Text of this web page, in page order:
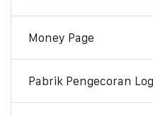
Money Page
Pabrik Pengecoran